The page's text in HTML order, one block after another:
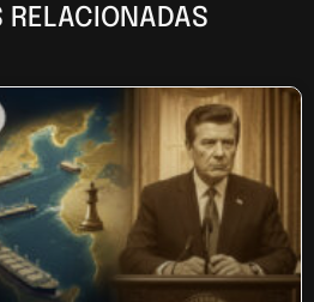
RELACIONADAS